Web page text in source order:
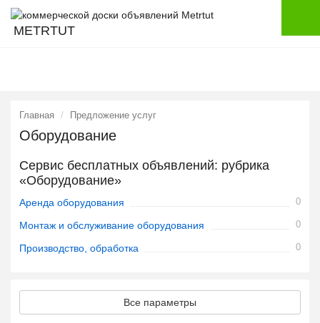
METRTUT
Главная Предложение услуг
Оборудование
Сервис бесплатных объявлений: рубрика
«Оборудование»
Аренда оборудования 0
Монтаж и обслуживание оборудования 0
Производство, обработка 0
Все параметры